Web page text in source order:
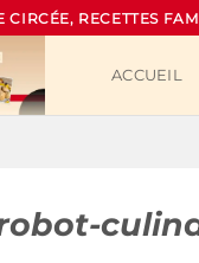
CIRCÉE, RECETTES
ACCUEIL